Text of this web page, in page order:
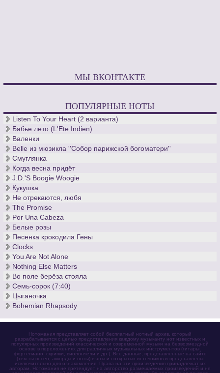
МЫ ВКОНТАКТЕ
ПОПУЛЯРНЫЕ НОТЫ
Listen To Your Heart (2 варианта)
Бабье лето (L'Ete Indien)
Валенки
Belle из мюзикла ''Собор парижской богоматери''
Смуглянка
Когда весна придёт
J.D.'S Boogie Woogie
Кукушка
Не отрекаются, любя
The Promise
Por Una Cabeza
Белые розы
Песенка крокодила Гены
Clocks
You Are Not Alone
Nothing Else Matters
Во поле берёза стояла
Семь-сорок (7:40)
Цыганочка
Bohemian Rhapsody
Нотомания представляет собой бесплатный нотный архив, который
разрабатывается с целью предоставления каждому музыканту нот известных и
популярных произведений классической и современной музыки на безвозмездной
основе в переложениях для различных музыкальных инструментов (гитары,
фортепиано, скрипки, виолончели и др.). Все данные, представленные на сайте
(тексты песен, аккорды и ноты) взяты из открытых источников и представлены
исключительно для ознакомления. Права на эти произведения принадлежат их
авторам. Нотомания не претендует на авторство размещаемых произведений и не